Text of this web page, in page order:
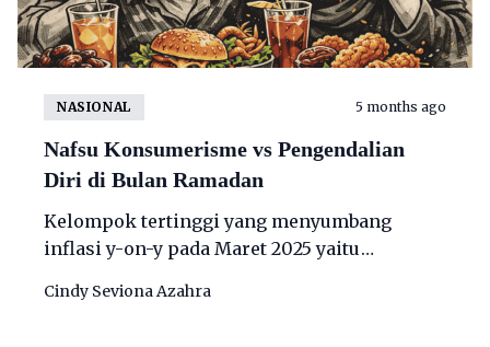
NASIONAL 5 months ago
Nafsu Konsumerisme vs Pengendalian
Diri di Bulan Ramadan
Kelompok tertinggi yang menyumbang
inflasi y-on-y pada Maret 2025 yaitu
tembakau yakni 0,61 persen.
Cindy Seviona Azahra